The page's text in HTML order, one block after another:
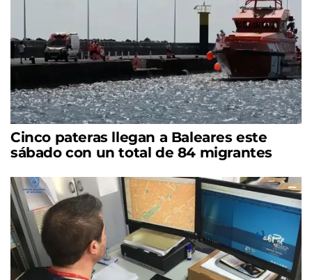
Cinco pateras llegan a Baleares este
sábado con un total de 84 migrantes